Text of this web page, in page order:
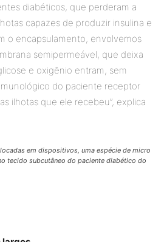
diabéticos, que perderam a
capazes de produzir insulina e
o encapsulamento, envolvemos
semipermeável, que deixa
e oxigênio entram, sem
do paciente receptor
ilhotas que ele recebeu”, explica
em dispositivos, uma espécie de micro
tecido subcutâneo do paciente diabético do